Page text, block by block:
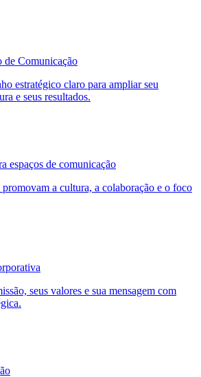
de Comunicação
estratégico claro para ampliar seu
e seus resultados.
espaços de comunicação
promovam a cultura, a colaboração e o foco
seus valores e sua mensagem com